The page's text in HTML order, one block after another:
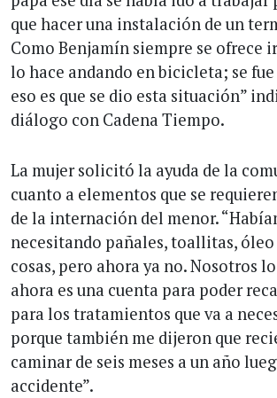
que hacer una instalación de un
Como Benjamín siempre se ofrece
lo hace andando en bicicleta; se
eso es que se dio esta situación”
diálogo con Cadena Tiempo.
La mujer solicitó la ayuda de la
cuanto a elementos que se
de la internación del menor.
necesitando pañales, toallitas, óleo
cosas, pero ahora ya no. Nosotros
ahora es una cuenta para poder
para los tratamientos que va a
porque también me dijeron que
caminar de seis meses a un año
accidente”.